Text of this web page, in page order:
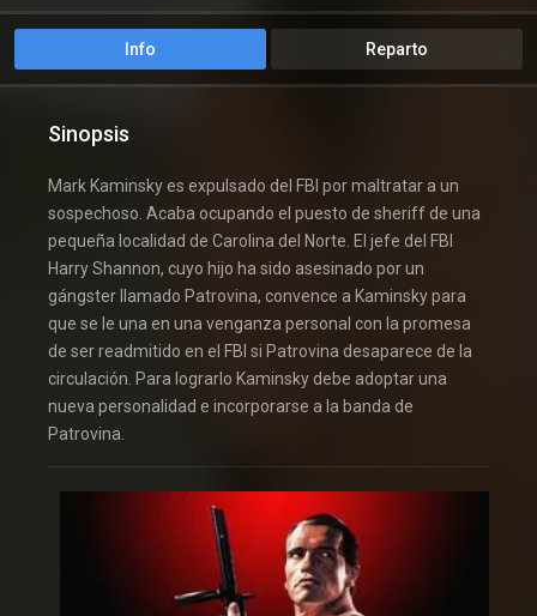
Info Reparto
Sinopsis
Mark Kaminsky es expulsado del FBI por maltratar a un
sospechoso. Acaba ocupando el puesto de sheriff de una
pequeña localidad de Carolina del Norte. El jefe del FBI
Harry Shannon, cuyo hijo ha sido asesinado por un
gángster llamado Patrovina, convence a Kaminsky para
que se le una en una venganza personal con la promesa
de ser readmitido en el FBI si Patrovina desaparece de la
circulación. Para lograrlo Kaminsky debe adoptar una
nueva personalidad e incorporarse a la banda de
Patrovina.